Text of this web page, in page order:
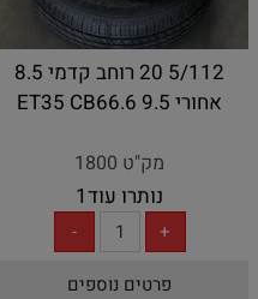
5/112 20 רוחב קדמי 8.5
אחורי 9.5 ET35 CB66.6
מק"ט 1800
נותרו עוד1
פרטים נוספים